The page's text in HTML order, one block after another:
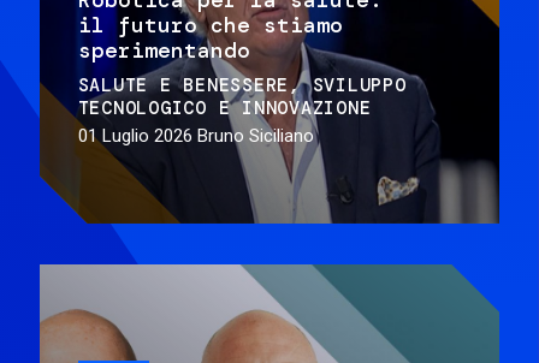
il futuro che stiamo
sperimentando
SALUTE E BENESSERE
SVILUPPO
TECNOLOGICO E INNOVAZIONE
01 Luglio 2026 Bruno Siciliano